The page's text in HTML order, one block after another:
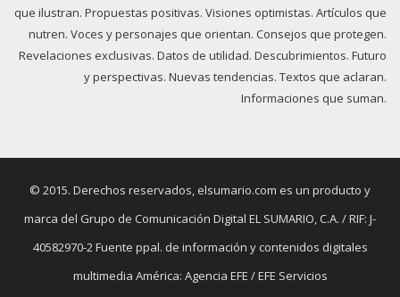
que ilustran. Propuestas positivas. Visiones optimistas. Artículos que
nutren. Voces y personajes que orientan. Consejos que protegen.
Revelaciones exclusivas. Datos de utilidad. Descubrimientos. Futuro
y perspectivas. Nuevas tendencias. Textos que aclaran.
Informaciones que suman.
© 2015. Derechos reservados, elsumario.com es un producto y
marca del Grupo de Comunicación Digital EL SUMARIO, C.A. / RIF: J-
40582970-2 Fuente ppal. de información y contenidos digitales
multimedia América: Agencia EFE / EFE Servicios